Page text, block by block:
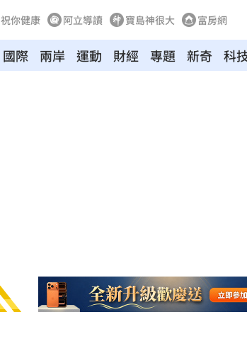
祝你健康 阿立導讀 寶島神很大 富房網
國際 兩岸 運動 財經 專題 新奇 科